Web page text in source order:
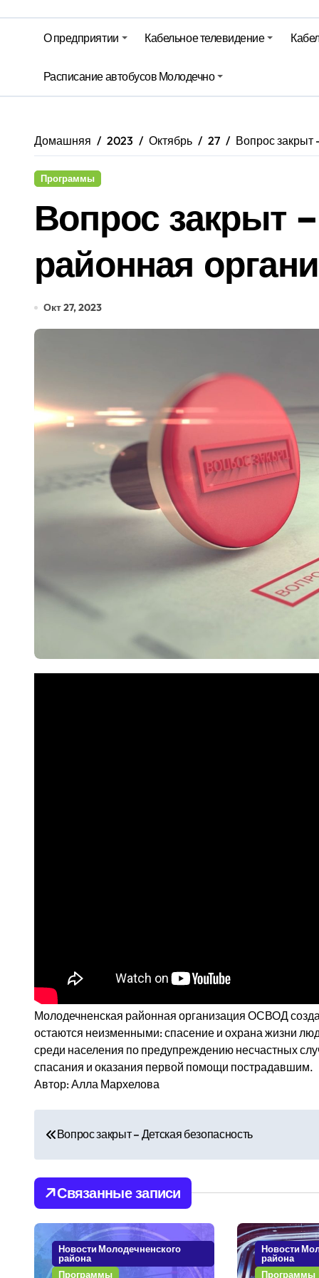
Беларусь закупает российские
Ход уборочной, сев озимых и
Территория Здоровья –
О предприятии Кабельное телевидение
Расписание автобусов Молодечно
Домашняя 2023 Октябрь 27 Вопрос
Программы
Вопрос закрыт
районная
Окт 27, 2023
Молодечненская районная организация ОСВОД
остаются неизменными: спасение и охрана жизни
среди населения по предупреждению несчастных
спасания и оказания первой помощи пострадавшим.
Автор: Алла Мархелова
а
в
и
г
Вопрос закрыт – Детская безопасность
Связанные записи
Новости Молодечненского
района
Программы
Новости
района
Программы